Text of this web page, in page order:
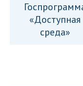
«Доступная
среда»